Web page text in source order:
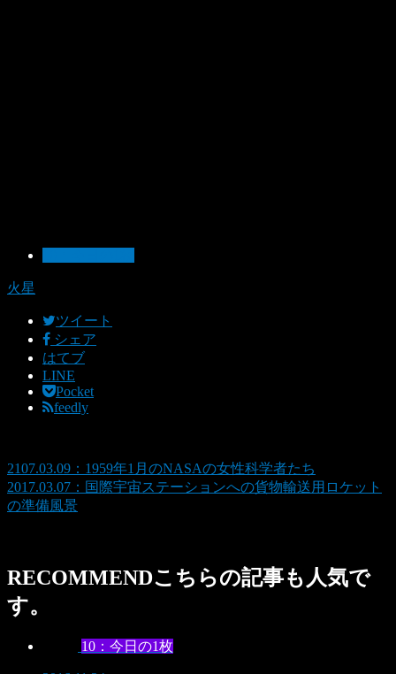
火星
ツイート
シェア
はてブ
LINE
Pocket
feedly
2107.03.09：1959年1月のNASAの女性科学者たち
2017.03.07：国際宇宙ステーションへの貨物輸送用ロケット
の準備風景
RECOMMENDこちらの記事も人気で
す。
10：今日の1枚